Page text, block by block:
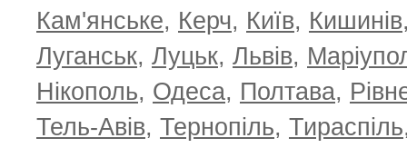
Кам'янське, Керч, Київ, Кишинів
Луганськ, Луцьк, Львів,
Нікополь, Одеса, Полтава,
Тель-Авів, Тернопіль, Тираспіль